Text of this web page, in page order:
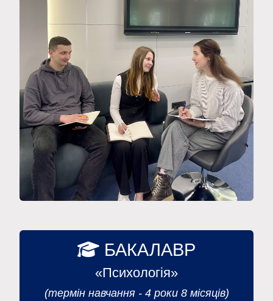
БАКАЛАВР
«Психологія»
(термін навчання - 4 роки 8 місяців)